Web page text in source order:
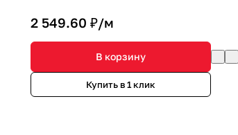
2 549.60 ₽/м
В корзину
Купить в 1 клик